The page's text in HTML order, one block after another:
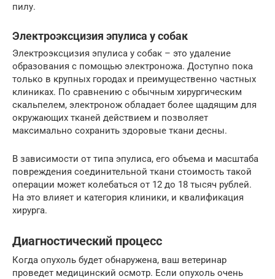
пилу.
Электроэксцизия эпулиса у собак
Электроэксцизия эпулиса у собак – это удаление
образования с помощью электроножа. Доступно пока
только в крупных городах и преимущественно частных
клиниках. По сравнению с обычным хирургическим
скальпелем, электронож обладает более щадящим для
окружающих тканей действием и позволяет
максимально сохранить здоровые ткани десны.
В зависимости от типа эпулиса, его объема и масштаба
повреждения соединительной ткани стоимость такой
операции может колебаться от 12 до 18 тысяч рублей.
На это влияет и категория клиники, и квалификация
хирурга.
Диагностический процесс
Когда опухоль будет обнаружена, ваш ветеринар
проведет медицинский осмотр. Если опухоль очень